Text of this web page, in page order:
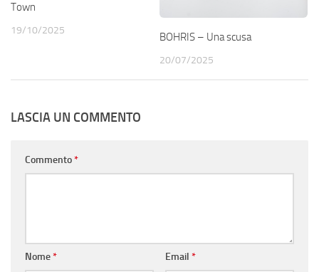
Town
19/10/2025
BOHRIS – Una scusa
20/07/2025
LASCIA UN COMMENTO
Commento*
Nome* Email *